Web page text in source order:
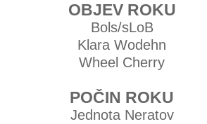
OBJEV ROKU
Bols/sLoB
Klara Wodehn
Wheel Cherry
POČIN ROKU
Jednota Neratov